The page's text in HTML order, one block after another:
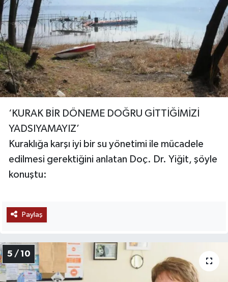
‘KURAK BİR DÖNEME DOĞRU GİTTİĞİMİZİ
YADSIYAMAYIZ’
Kuraklığa karşı iyi bir su yönetimi ile mücadele
edilmesi gerektiğini anlatan Doç. Dr. Yiğit, şöyle
konuştu:
Paylaş
5 / 10